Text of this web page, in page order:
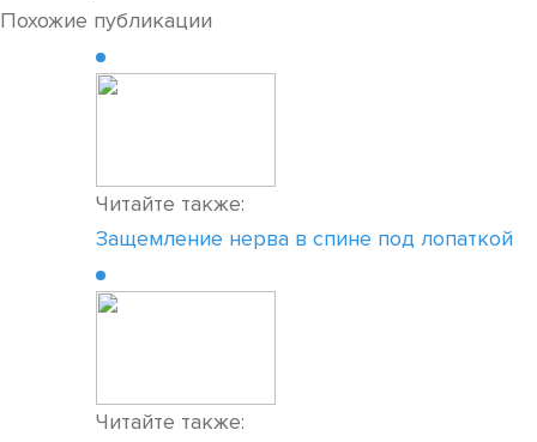
Похожие публикации
Читайте также:
Защемление нерва в спине под лопаткой
Читайте также: